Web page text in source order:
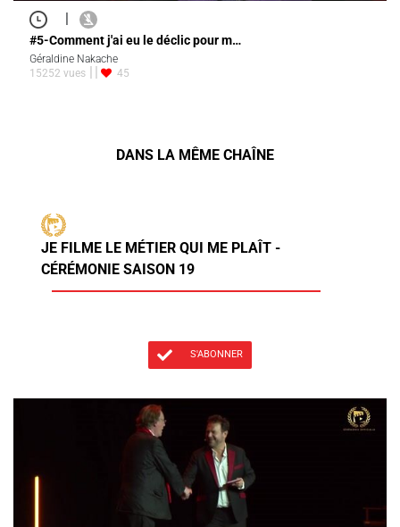
|
#5-Comment j'ai eu le déclic pour m…
Géraldine Nakache
15252 vues
45
DANS LA MÊME CHAÎNE
JE FILME LE MÉTIER QUI ME PLAÎT -
CÉRÉMONIE SAISON 19
S'ABONNER